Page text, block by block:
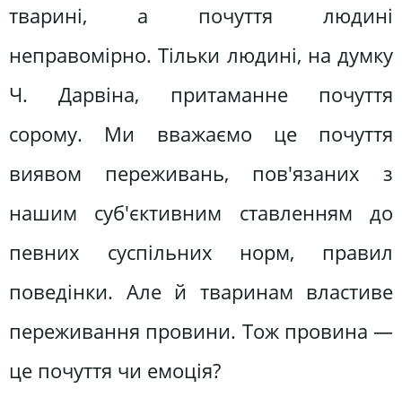
тварині, а почуття людині
неправомірно. Тільки людині, на думку
Ч. Дарвіна, притаманне почуття
сорому. Ми вважаємо це почуття
виявом переживань, пов'язаних з
нашим суб'єктивним ставленням до
певних суспільних норм, правил
поведінки. Але й тваринам властиве
переживання провини. Тож провина —
це почуття чи емоція?